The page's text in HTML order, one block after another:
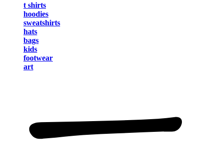
t shirts
hoodies
sweatshirts
hats
bags
kids
footwear
art